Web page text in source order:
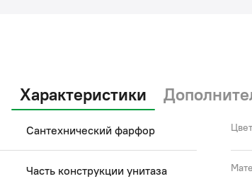
Характеристики
Сантехнический фарфор Цвет
Часть конструкции унитаза